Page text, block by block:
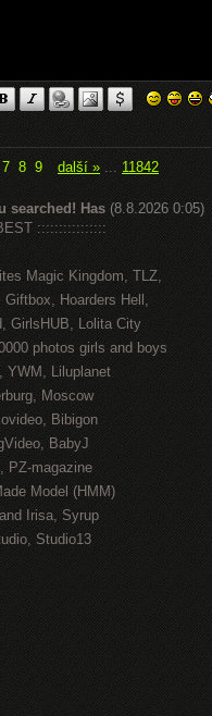
7 8 9 další » ... 11842
searched! Has (8.8.2026 0:05)
::::::::::::::::
Magic Kingdom, TLZ,
Hoarders Hell,
GirlsHUB, Lolita City
photos girls and boys
YWM, Liluplanet
Moscow
Bibigon
BabyJ
PZ-magazine
Model (HMM)
Irisa, Syrup
Studio13